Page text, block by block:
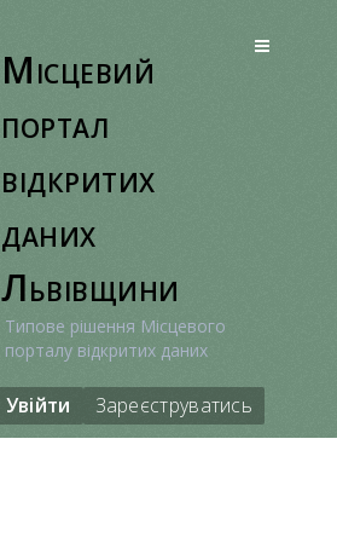
Місцевий
портал
відкритих
даних
Львівщини
Типове рішення Місцевого
порталу відкритих даних
Увійти Зареєструватись